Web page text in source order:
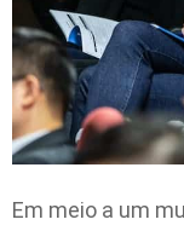
Em meio a um